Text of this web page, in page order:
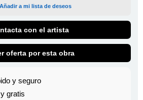
Añadir a mi lista de deseos
con el artista
oferta por esta obra
y seguro
gratis